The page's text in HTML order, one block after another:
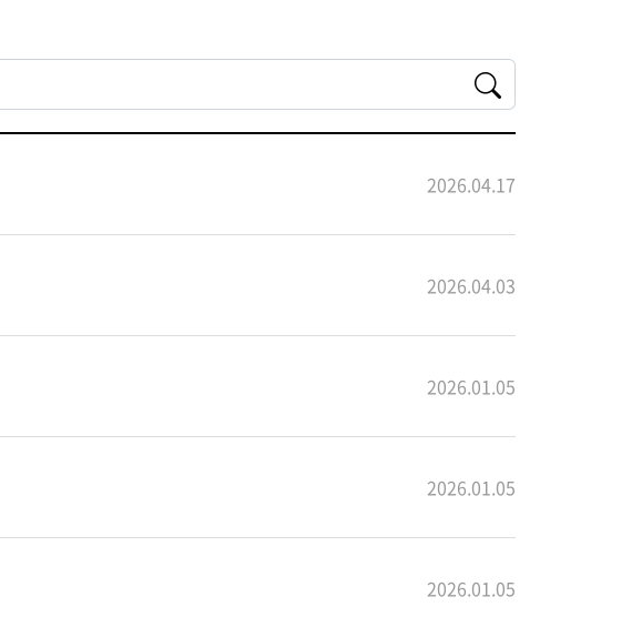
2026.04.17
2026.04.03
2026.01.05
2026.01.05
2026.01.05